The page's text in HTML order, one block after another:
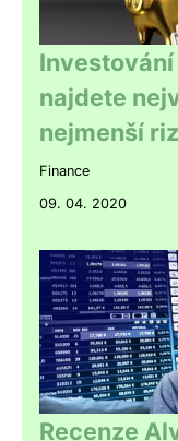
najdete
nejmenší
Finance
09. 04. 2020
Recenze